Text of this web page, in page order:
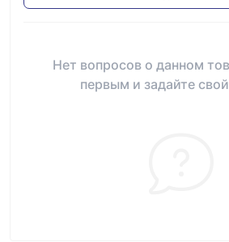
Нет вопросов о данном
первым и задайте